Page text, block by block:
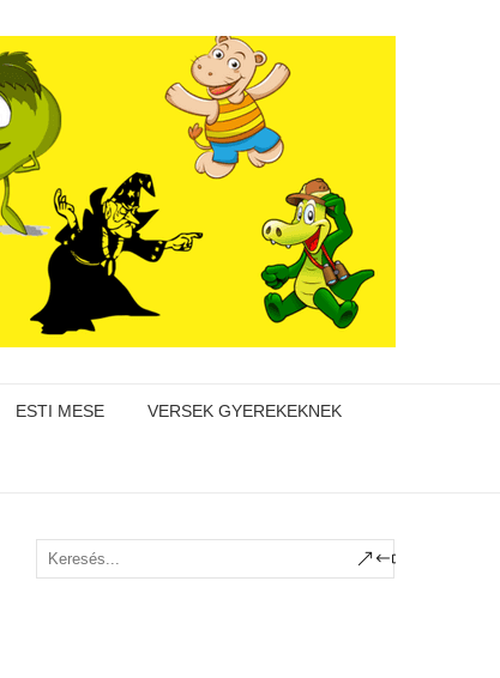
ESTI MESE VERSEK GYEREKEKNEK